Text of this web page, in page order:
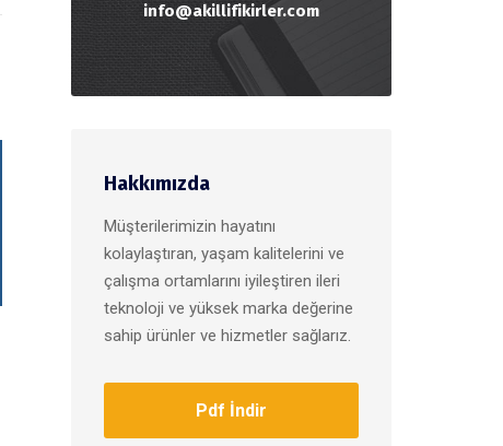
info@akillifikirler.com
Hakkımızda
Müşterilerimizin hayatını
kolaylaştıran, yaşam kalitelerini ve
çalışma ortamlarını iyileştiren ileri
teknoloji ve yüksek marka değerine
sahip ürünler ve hizmetler sağlarız.
Pdf İndir